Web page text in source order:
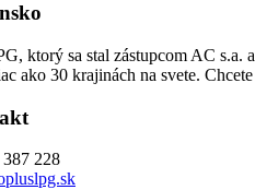
ktorý sa stal zástupcom AC s.a.
ako 30 krajinách na svete.
228